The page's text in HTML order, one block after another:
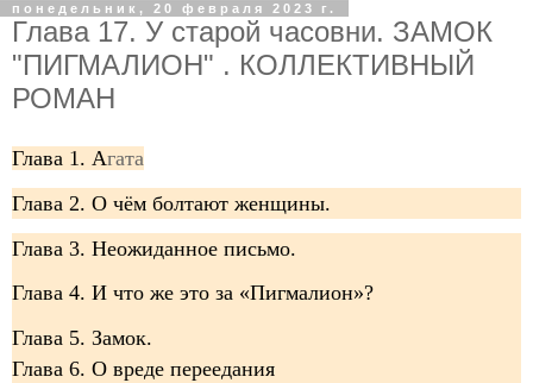
понедельник, 20 февраля 2023 г.
Глава 17. У старой часовни. ЗАМОК
"ПИГМАЛИОН" . КОЛЛЕКТИВНЫЙ
РОМАН
Глава 1. Агата
Глава 2. О чём болтают женщины.
Глава 3. Неожиданное письмо.
Глава 4. И что же это за «Пигмалион»?
Глава 5. Замок.
Глава 6. О вреде переедания